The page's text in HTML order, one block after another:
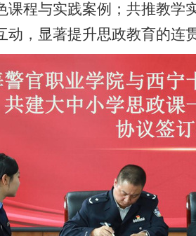
课程与实践案例；共推教
，显著提升思政教育的连